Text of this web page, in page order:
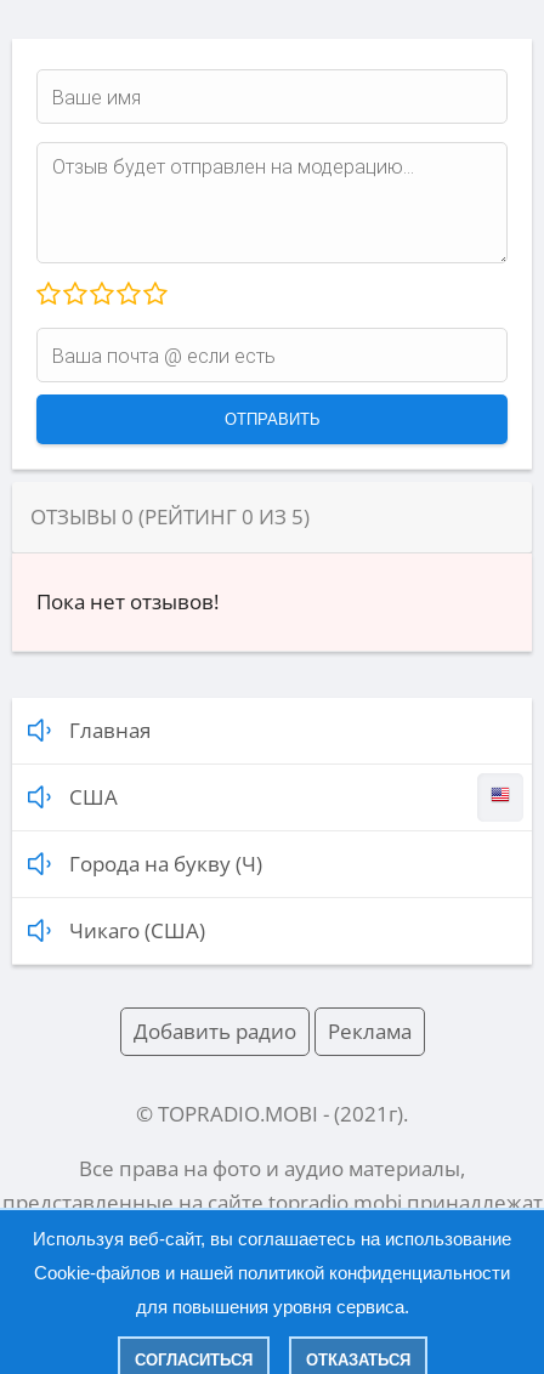
ОТЗЫВЫ 0 (РЕЙТИНГ 0 ИЗ 5)
Пока нет отзывов!
Главная
США
Города на букву (Ч)
Чикаго (США)
Добавить радио Реклама
© TOPRADIO.MOBI - (2021 г).
Все права на фото и аудио материалы,
представленные на сайтеtopradio.mobiпринадлежат
их законным владельцам.
Русский | English
Используя веб-сайт, вы соглашаетесь на использование
Cookie-файлов и нашей политикой конфиденциальности
для повышения уровня сервиса.
СОГЛАСИТЬСЯ ОТКАЗАТЬСЯ